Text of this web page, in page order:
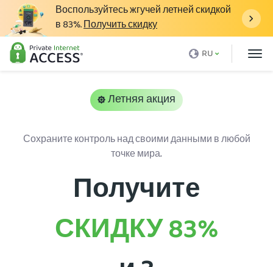
Воспользуйтесь жгучей летней скидкой
в83%.Получить скидку
RU
Что такое VPN
Скачать VPN
Поддержка
Летняя акция
Сохраните контроль над своими данными в любой
точке мира.
Получите
СКИДКУ83%